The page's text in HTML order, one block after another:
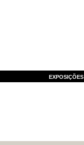
EXPOSIÇÕES